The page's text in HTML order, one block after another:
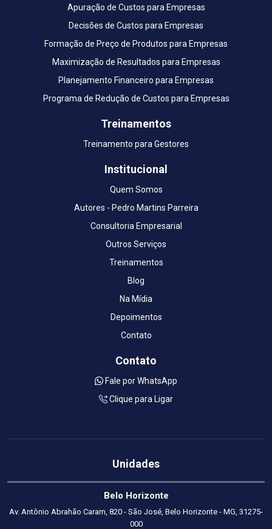
Apuração de Custos para Empresas
Decisões de Custos para Empresas
Formação de Preço de Produtos para Empresas
Maximização de Resultados para Empresas
Planejamento Financeiro para Empresas
Programa de Redução de Custos para Empresas
Treinamentos
Treinamento para Gestores
Institucional
Quem Somos
Autores - Pedro Martins Parreira
Consultoria Empresarial
Outros Serviços
Treinamentos
Blog
Na Mídia
Depoimentos
Contato
Contato
Fale por WhatsApp
Clique para Ligar
Unidades
Belo Horizonte
Av. Antônio Abrahão Caram, 820 - São José, Belo Horizonte - MG, 31275-
000